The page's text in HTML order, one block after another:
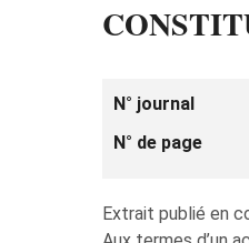
N° journal
N° de page
Extrait publié en